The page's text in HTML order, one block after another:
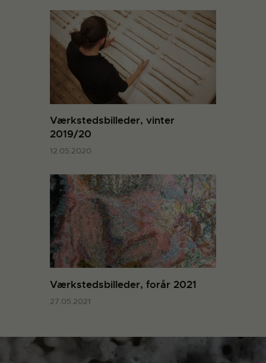
Værkstedsbilleder, vinter
2019/20
12.05.2020
Værkstedsbilleder, forår 2021
27.05.2021